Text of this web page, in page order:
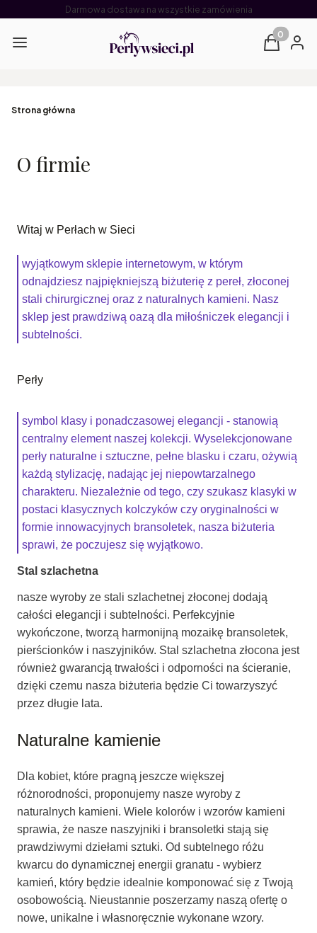
Darmowa dostawa na wszystkie zamówienia
Menu Produkty
Koszyk
Strona główna
O firmie
Witaj w Perłach w Sieci
wyjątkowym sklepie internetowym, w którym
odnajdziesz najpiękniejszą biżuterię z pereł, złoconej
stali chirurgicznej oraz z naturalnych kamieni. Nasz
sklep jest prawdziwą oazą dla miłośniczek elegancji i
subtelności.
Perły
symbol klasy i ponadczasowej elegancji - stanowią
centralny element naszej kolekcji. Wyselekcjonowane
perły naturalne i sztuczne, pełne blasku i czaru, ożywią
każdą stylizację, nadając jej niepowtarzalnego
charakteru. Niezależnie od tego, czy szukasz klasyki w
postaci klasycznych kolczyków czy oryginalności w
formie innowacyjnych bransoletek, nasza biżuteria
sprawi, że poczujesz się wyjątkowo.
Stal szlachetna
nasze wyroby ze stali szlachetnej złoconej dodają
całości elegancji i subtelności. Perfekcyjnie
wykończone, tworzą harmonijną mozaikę bransoletek,
pierścionków i naszyjników. Stal szlachetna złocona jest
również gwarancją trwałości i odporności na ścieranie,
dzięki czemu nasza biżuteria będzie Ci towarzyszyć
przez długie lata.
Naturalne kamienie
Dla kobiet, które pragną jeszcze większej
różnorodności, proponujemy nasze wyroby z
naturalnych kamieni. Wiele kolorów i wzorów kamieni
sprawia, że nasze naszyjniki i bransoletki stają się
prawdziwymi dziełami sztuki. Od subtelnego różu
kwarcu do dynamicznej energii granatu - wybierz
kamień, który będzie idealnie komponować się z Twoją
osobowością. Nieustannie poszerzamy naszą ofertę o
nowe, unikalne i własnoręcznie wykonane wzory.